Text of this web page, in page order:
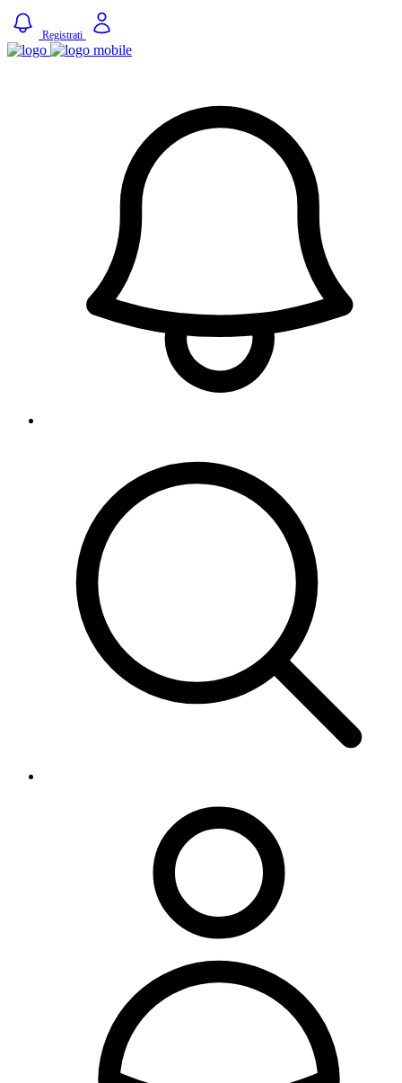
Registrati